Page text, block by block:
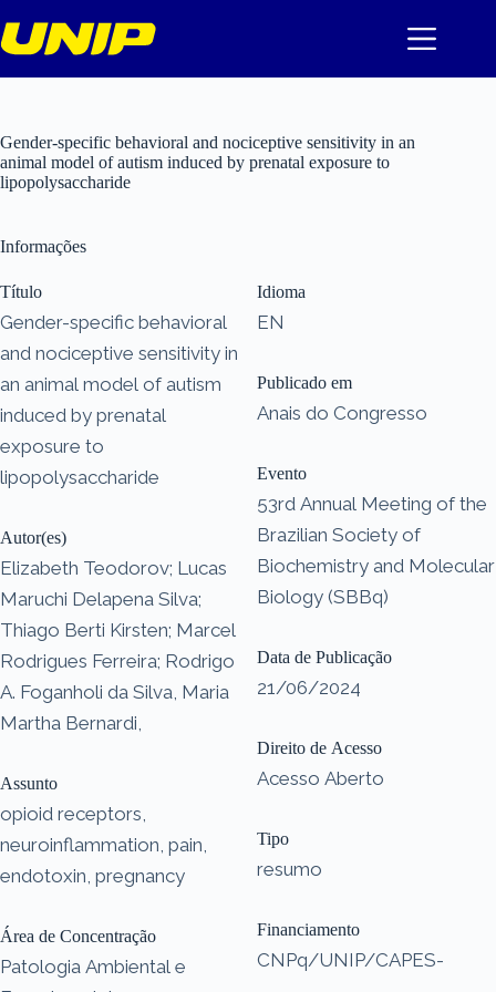
para
o
Gender-specific behavioral and nociceptive sensitivity in an
animal model of autism induced by prenatal exposure to
lipopolysaccharide
Informações
Título
Gender-specific behavioral
and nociceptive sensitivity in
an animal model of autism
induced by prenatal
exposure to
lipopolysaccharide
Autor(es)
Elizabeth Teodorov; Lucas
Maruchi Delapena Silva;
Thiago Berti Kirsten; Marcel
Rodrigues Ferreira; Rodrigo
A. Foganholi da Silva, Maria
Martha Bernardi,
Assunto
opioid receptors,
neuroinflammation, pain,
endotoxin, pregnancy
Área de Concentração
Patologia Ambiental e
Idioma
EN
Publicado em
Anais do Congresso
Evento
53rd Annual Meeting of the
Brazilian Society of
Biochemistry and Molecular
Biology (SBBq)
Data de Publicação
21/06/2024
Direito de Acesso
Acesso Aberto
Tipo
resumo
Financiamento
CNPq/UNIP/CAPES-